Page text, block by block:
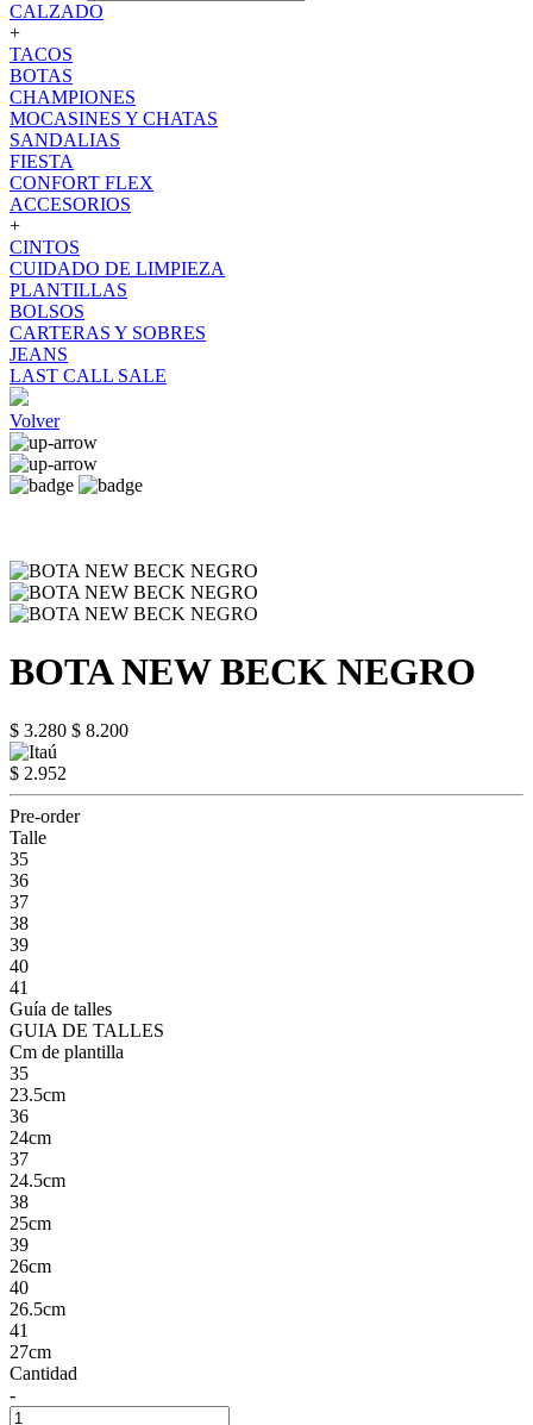
CALZADO
+
TACOS
BOTAS
CHAMPIONES
MOCASINES Y CHATAS
SANDALIAS
FIESTA
CONFORT FLEX
ACCESORIOS
+
CINTOS
CUIDADO DE LIMPIEZA
PLANTILLAS
BOLSOS
CARTERAS Y SOBRES
JEANS
LAST CALL SALE
Volver
BOTA NEW BECK NEGRO
$ 3.280 $ 8.200
$ 2.952
Pre-order
Talle
35
36
37
38
39
40
41
Guía de talles
GUIA DE TALLES
Cm de plantilla
35
23.5cm
36
24cm
37
24.5cm
38
25cm
39
26cm
40
26.5cm
41
27cm
Cantidad
-